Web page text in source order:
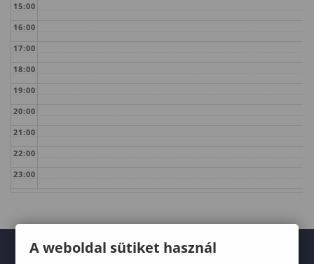
15:00
16:00
17:00
18:00
19:00
20:00
21:00
22:00
23:00
A weboldal sütiket használ